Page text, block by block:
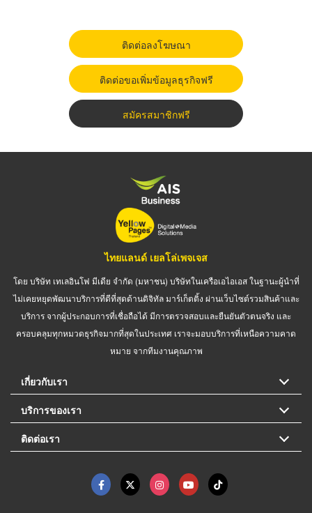
ติดต่อลงโฆษณา
ติดต่อขอเพิ่มข้อมูลธุรกิจฟรี
สมัครสมาชิกฟรี
ไทยแลนด์ เยลโล่เพจเจส
โดย บริษัท เทเลอินโฟ มีเดีย จำกัด (มหาชน) บริษัทในเครือเอไอเอส ในฐานะผู้นำที่
ไม่เคยหยุดพัฒนาบริการที่ดีที่สุดด้านดิจิทัล มาร์เก็ตติ้ง ผ่านเว็บไซต์รวมสินค้าและ
บริการ จากผู้ประกอบการที่เชื่อถือได้ มีการตรวจสอบและยืนยันตัวตนจริง และ
ครอบคลุมทุกหมวดธุรกิจมากที่สุดในประเทศ เราจะมอบบริการที่เหนือความคาด
หมาย จากทีมงานคุณภาพ
เกี่ยวกับเรา
บริการของเรา
ติดต่อเรา